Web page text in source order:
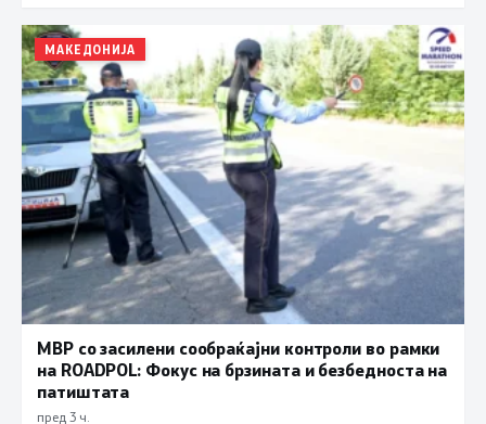
МАКЕДОНИЈА
МВР со засилени сообраќајни контроли во рамки
на ROADPOL: Фокус на брзината и безбедноста на
патиштата
пред 3 ч.